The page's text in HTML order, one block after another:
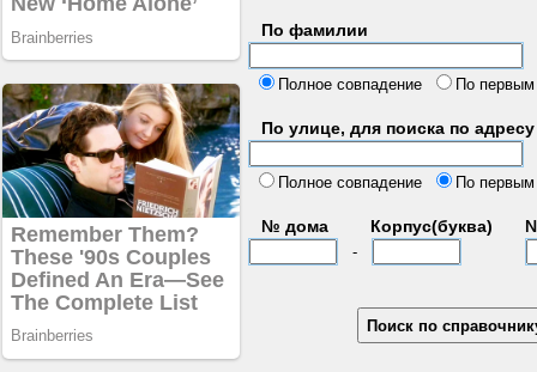
По фамилии
Полное совпадение По
По улице, для поиска по адресу
Полное совпадение
По
№ дома Корпус(буква)
-